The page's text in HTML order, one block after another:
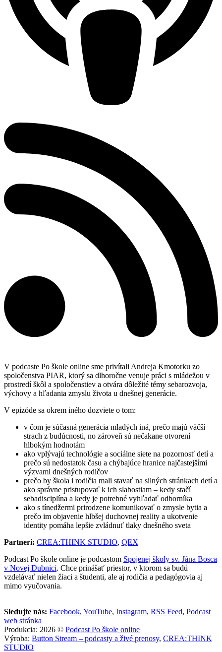
V podcaste Po škole online sme privítali Andreja Kmotorku zo
spoločenstva PIAR, ktorý sa dlhoročne venuje práci s mládežou v
prostredí škôl a spoločenstiev a otvára dôležité témy sebarozvoja,
výchovy a hľadania zmyslu života u dnešnej generácie.
V epizóde sa okrem iného dozviete o tom:
v čom je súčasná generácia mladých iná, prečo majú väčší
strach z budúcnosti, no zároveň sú nečakane otvorení
hlbokým hodnotám
ako vplývajú technológie a sociálne siete na pozornosť detí a
prečo sú nedostatok času a chýbajúce hranice najčastejšími
výzvami dnešných rodičov
prečo by škola i rodičia mali stavať na silných stránkach detí a
ako správne pristupovať k ich slabostiam – kedy stačí
sebadisciplína a kedy je potrebné vyhľadať odborníka
ako s tínedžermi prirodzene komunikovať o zmysle bytia a
prečo im objavenie hlbšej duchovnej reality a ukotvenie
identity pomáha lepšie zvládnuť tlaky dnešného sveta
Partneri: CREA:THINK STUDIO, QEX
Podcast Po škole online je podcastom Spojenej školy sv. Jána Bosca
v Novej Dubnici. Chce prinášať priestor, v ktorom sa budú
vzdelávať nielen žiaci a študenti, ale aj rodičia a pedagógovia aj
mimo vyučovania.
Sledujte nás: Facebook, YouTube, Instagram, RSS Feed, Podcast
web stránka
Produkcia: 2026 © Podcast Po škole online
Výroba: Button Stream – podcasty a živé prenosy, CREA:THINK
STUDIO